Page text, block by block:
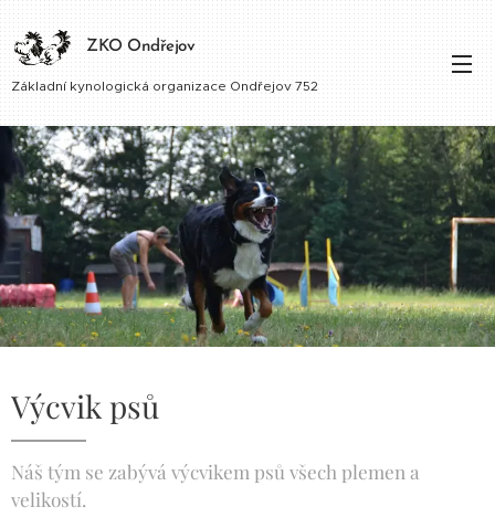
ZKO Ondřejov
Základní kynologická organizace Ondřejov 752
Výcvik psů
Náš tým se zabývá výcvikem psů všech plemen a
velikostí.